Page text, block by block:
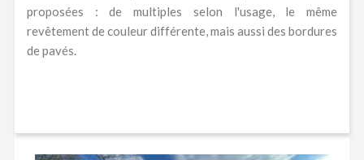
proposées : de multiples selon l'usage, le même
revêtement de couleur différente, mais aussi des bordures
de pavés.